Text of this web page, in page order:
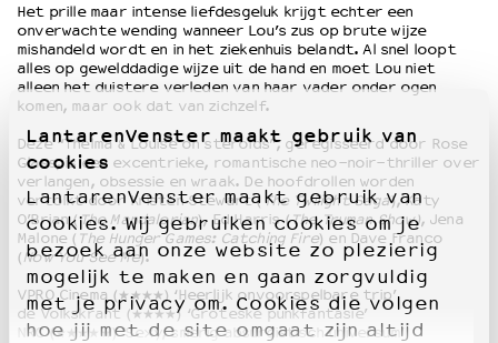
LantarenVenster maakt gebruik van
cookies
LantarenVenster maakt gebruik van
cookies. Wij gebruiken cookies om je
bezoek aan onze website zo plezierig
mogelijk te maken en gaan zorgvuldig
met je privacy om. Cookies die volgen
hoe jij met de site omgaat zijn altijd
Het prille maar intense liefdesgeluk krijgt echter een
onverwachte wending wanneer Lou’s zus op brute wijze
mishandeld wordt en in het ziekenhuis belandt. Al snel loopt
alles op gewelddadige wijze uit de hand en moet Lou niet
alleen het duistere verleden van haar vader onder ogen
komen, maar ook dat van zichzelf.
Deze “Thelma & Louise on steroids”, geregisseerd door Rose
Glass, is een excentrieke, romantische neo-noir-thriller over
verlangen, obsessie en wraak. De hoofdrollen worden
vertolkt door Kristen Stewart ( The Twilight Saga), Katy
O’Brian (The Mandalorian), Ed Harris (The Truman Show), Jena
Malone ( The Hunger Games: Catching Fire) en Dave Franco
(Now You See Me).
VPRO Cinema (★★★★) ‘Heerlijk onvoorspelbare trip’
de Volkskrant (★★★★) ‘Groteske punkfantasie’
NRC (★★★★★) ‘Sexy, smerig absurdistisch universum’